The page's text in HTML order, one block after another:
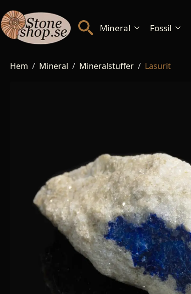
Mineral Fossil
Hem Mineral Mineralstuffer Lasurit